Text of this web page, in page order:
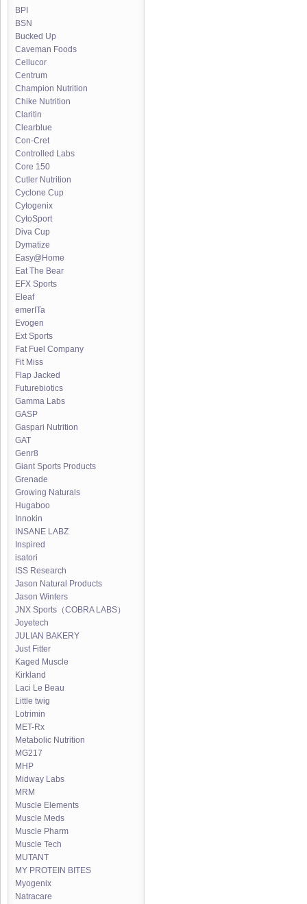
BPI
BSN
Bucked Up
Caveman Foods
Cellucor
Centrum
Champion Nutrition
Chike Nutrition
Claritin
Clearblue
Con-Cret
Controlled Labs
Core 150
Cutler Nutrition
Cyclone Cup
Cytogenix
CytoSport
Diva Cup
Dymatize
Easy@Home
Eat The Bear
EFX Sports
Eleaf
emerITa
Evogen
Ext Sports
Fat Fuel Company
Fit Miss
Flap Jacked
Futurebiotics
Gamma Labs
GASP
Gaspari Nutrition
GAT
Genr8
Giant Sports Products
Grenade
Growing Naturals
Hugaboo
Innokin
INSANE LABZ
Inspired
isatori
ISS Research
Jason Natural Products
Jason Winters
JNX Sports（COBRA LABS）
Joyetech
JULIAN BAKERY
Just Fitter
Kaged Muscle
Kirkland
Laci Le Beau
Little twig
Lotrimin
MET-Rx
Metabolic Nutrition
MG217
MHP
Midway Labs
MRM
Muscle Elements
Muscle Meds
Muscle Pharm
Muscle Tech
MUTANT
MY PROTEIN BITES
Myogenix
Natracare